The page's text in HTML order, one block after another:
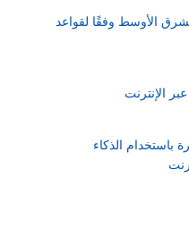
الأوسط وفقًا لقواعد
باستخدام الذكاء